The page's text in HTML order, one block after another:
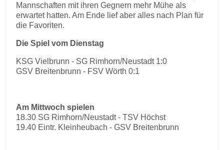
Mannschaften mit ihren Gegnern mehr Mühe als
erwartet hatten. Am Ende lief aber alles nach Plan für
die Favoriten.
Die Spiel vom Dienstag
KSG Vielbrunn - SG Rimhorn/Neustadt 1:0
GSV Breitenbrunn - FSV Wörth 0:1
Am Mittwoch spielen
18.30 SG Rimhorn/Neustadt - TSV Höchst
19.40 Eintr. Kleinheubach - GSV Breitenbrunn